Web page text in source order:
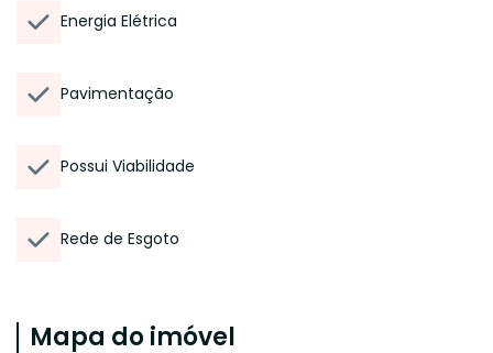
Energia Elétrica
Pavimentação
Possui Viabilidade
Rede de Esgoto
Mapa do imóvel